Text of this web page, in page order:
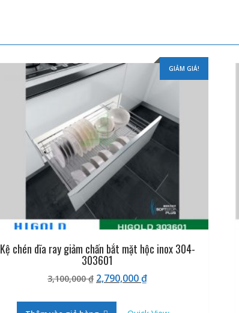
GIẢM GIÁ!
Kệ chén dĩa ray giảm chấn bắt mặt hộc inox 304-
303601
3,100,000₫ Giá
là:
2,790,000₫Giá